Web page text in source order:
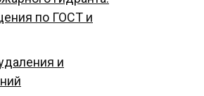
по ГОСТ и
и